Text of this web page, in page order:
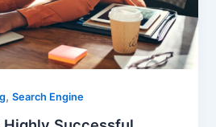
,Search Engine